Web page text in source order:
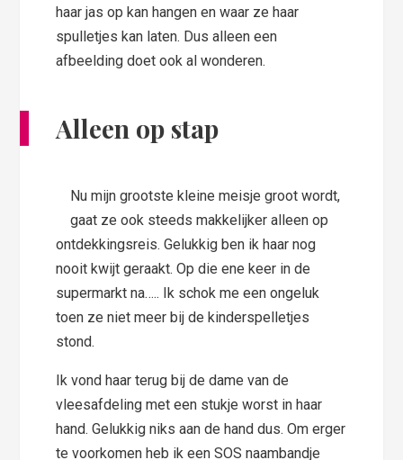
haar jas op kan hangen en waar ze haar
spulletjes kan laten. Dus alleen een
afbeelding doet ook al wonderen.
Alleen op stap
Nu mijn grootste kleine meisje groot wordt,
gaat ze ook steeds makkelijker alleen op
ontdekkingsreis. Gelukkig ben ik haar nog
nooit kwijt geraakt. Op die ene keer in de
supermarkt na….. Ik schok me een ongeluk
toen ze niet meer bij de kinderspelletjes
stond.
Ik vond haar terug bij de dame van de
vleesafdeling met een stukje worst in haar
hand. Gelukkig niks aan de hand dus. Om erger
te voorkomen heb ik een SOS naambandje